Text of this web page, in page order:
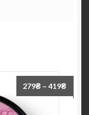
279₴ –419₴